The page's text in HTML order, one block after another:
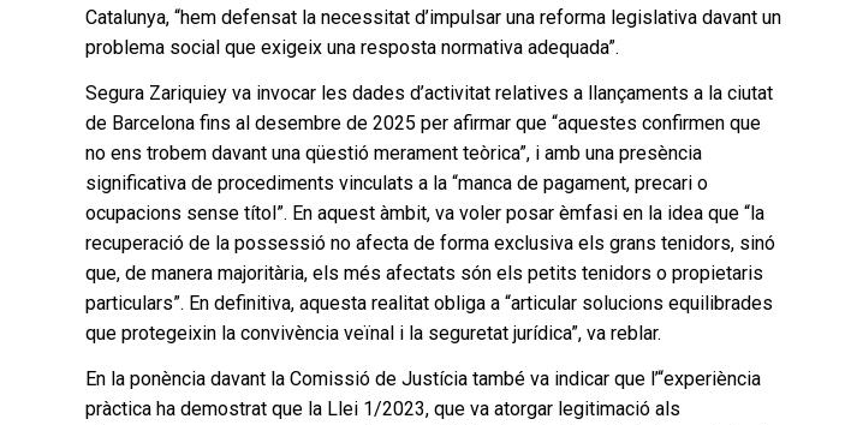
Catalunya, “hem defensat la necessitat d’impulsar una reforma legislativa davant un
problema social que exigeix una resposta normativa adequada”.
Segura Zariquiey va invocar les dades d’activitat relatives a llançaments a la ciutat
de Barcelona fins al desembre de 2025 per afirmar que “aquestes confirmen que
no ens trobem davant una qüestió merament teòrica”, i amb una presència
significativa de procediments vinculats a la “manca de pagament, precari o
ocupacions sense títol”. En aquest àmbit, va voler posar èmfasi en la idea que “la
recuperació de la possessió no afecta de forma exclusiva els grans tenidors, sinó
que, de manera majoritària, els més afectats són els petits tenidors o propietaris
particulars”. En definitiva, aquesta realitat obliga a “articular solucions equilibrades
que protegeixin la convivència veïnal i la seguretat jurídica”, va reblar.
En la ponència davant la Comissió de Justícia també va indicar que l’“experiència
pràctica ha demostrat que la Llei 1/2023, que va atorgar legitimació als